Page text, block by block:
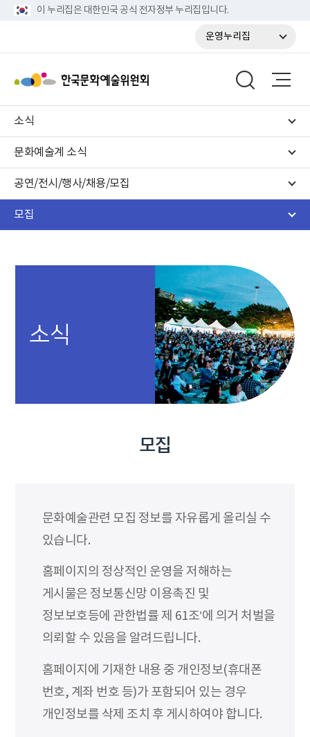
이 누리집은 대한민국 공식 전자정부 누리집입니다.
운영누리집
소식
문화예술계 소식
공연/전시/행사/채용/모집
모집
소식
모집
문화예술관련 모집 정보를 자유롭게 올리실 수
있습니다.
홈페이지의 정상적인 운영을 저해하는
게시물은 정보통신망 이용촉진 및
정보보호등에 관한법률 제 61조’에 의거 처벌을
의뢰할 수 있음을 알려드립니다.
홈페이지에 기재한 내용 중 개인정보(휴대폰
번호, 계좌 번호 등)가 포함되어 있는 경우
개인정보를 삭제 조치 후 게시하여야 합니다.